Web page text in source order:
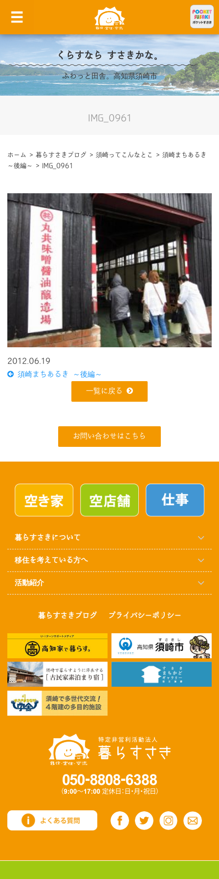
くらすなら すさきかな。
ふわっと田舎。高知県須崎市
IMG_0961
ホーム > 暮らすさきブログ > 須崎ってこんなとこ > 須崎まちあるき
～後編～
> IMG_0961
2012.06.19
須崎まちあるき ～後編～
一覧に戻る
お問い合わせはこちら
暮らすさきについて
移住を考えている方へ
活動紹介
暮らすさきブログ プライバシーポリシー